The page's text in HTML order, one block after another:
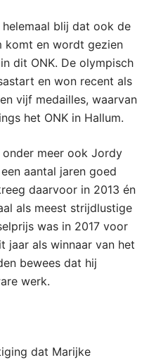
blij dat ook de
komt en wordt gezien
dit ONK. De olympisch
en won recent als
vijf medailles, waarvan
het ONK in Hallum.
meer ook Jordy
aantal jaren goed
daarvoor in 2013 én
als meest strijdlustige
was in 2017 voor
jaar als winnaar van het
bewees dat hij
werk.
dat Marijke